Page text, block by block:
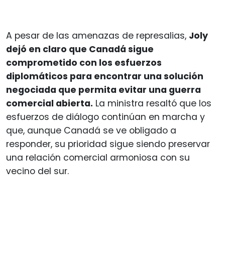
A pesar de las amenazas de represalias, Joly
dejó en claro que Canadá sigue
comprometido con los esfuerzos
diplomáticos para encontrar una solución
negociada que permita evitar una guerra
comercial abierta. La ministra resaltó que los
esfuerzos de diálogo continúan en marcha y
que, aunque Canadá se ve obligado a
responder, su prioridad sigue siendo preservar
una relación comercial armoniosa con su
vecino del sur.